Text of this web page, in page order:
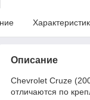
Описание
Chevrolet Cruze
отличаются по